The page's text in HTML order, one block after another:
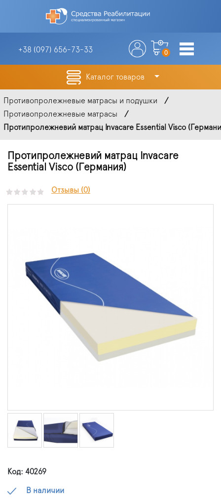
+38 (097) 656-73-33 0
Каталог товаров
Противопролежневые матрасы и подушки
Противопролежневые матрасы
Протипролежневий матрац Invacare Essential Visco
Протипролежневий матрац Invacare
Essential Visco (Германия)
Отзывы (0)
Код: 40269
В наличии